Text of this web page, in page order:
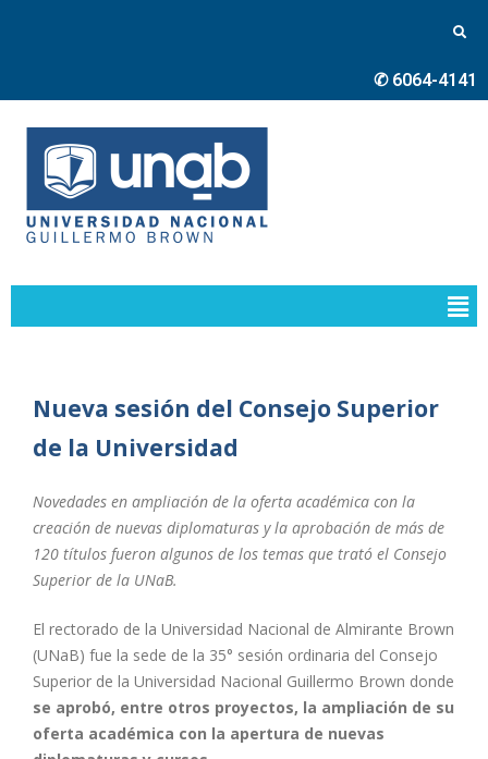
✆ 6064-4141
Nueva sesión del Consejo Superior
de la Universidad
Novedades en ampliación de la oferta académica con la
creación de nuevas diplomaturas y la aprobación de más de
120 títulos fueron algunos de los temas que trató el Consejo
Superior de la UNaB.
El rectorado de la Universidad Nacional de Almirante Brown
(UNaB) fue la sede de la 35° sesión ordinaria del Consejo
Superior de la Universidad Nacional Guillermo Brown donde
se aprobó, entre otros proyectos, la ampliación de su
oferta académica con la apertura de nuevas